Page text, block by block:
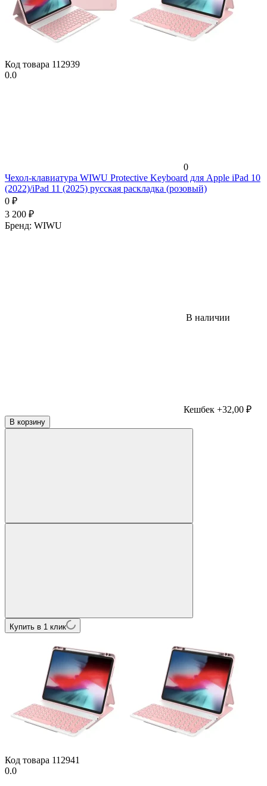
Код товара 112939
0.0
0
Чехол-клавиатура WIWU Protective Keyboard для Apple iPad 10
(2022)/iPad 11 (2025) русская раскладка (розовый)
0 ₽
3 200 ₽
Бренд: WIWU
В наличии
Кешбек +32,00 ₽
В корзину
Купить в 1 клик
Код товара 112941
0.0